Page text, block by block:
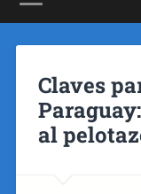
Claves
al